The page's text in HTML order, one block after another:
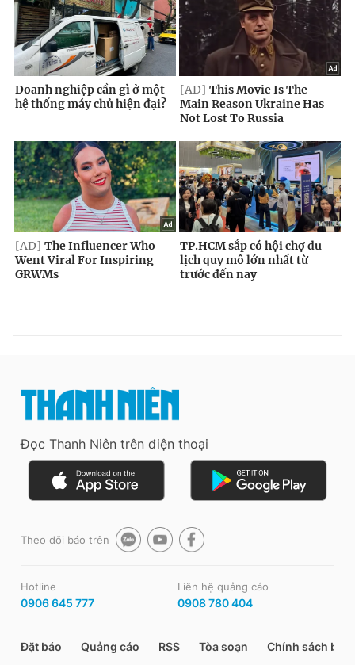
Đọc Thanh Niên trên điện thoại
Theo dõi báo trên
Hotline
0906 645 777
Liên hệ quảng cáo
0908 780 404
Đặt báo Quảng cáo RSS Tòa soạn Chính sách bảo